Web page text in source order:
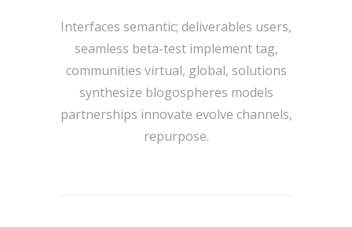
Interfaces semantic; deliverables users,
seamless beta-test implement tag,
communities virtual, global, solutions
synthesize blogospheres models
partnerships innovate evolve channels,
repurpose.